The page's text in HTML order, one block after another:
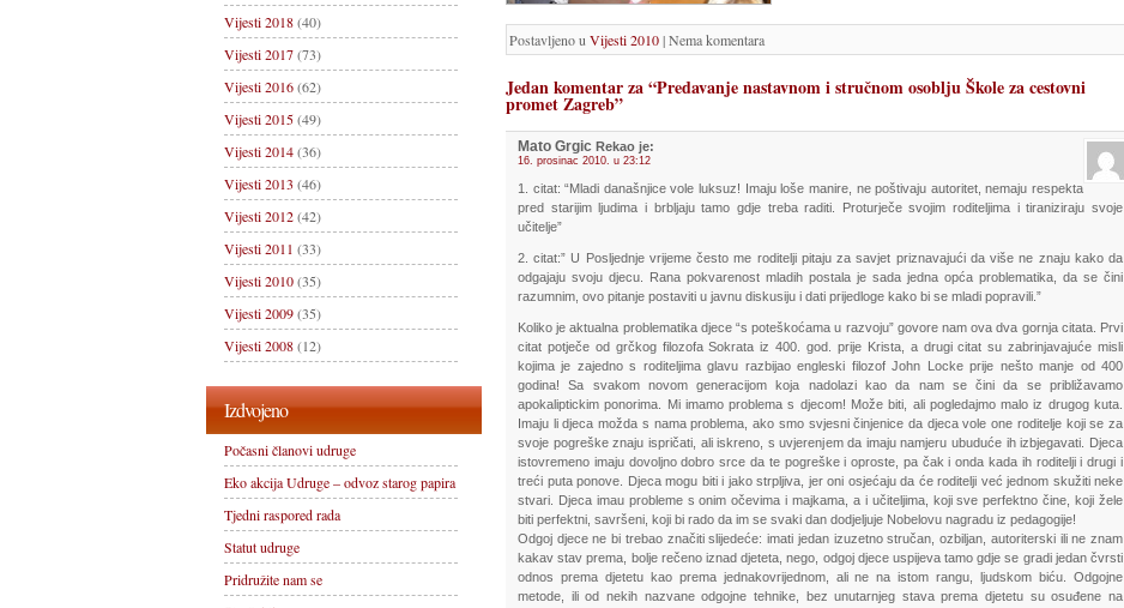
Postavljeno u Vijesti 2010| Nema komentara
Jedan komentar za “Predavanje nastavnom i stručnom osoblju Škole za cestovni
promet Zagreb”
Mato Grgic Rekao je:
16. prosinac 2010. u 23:12
1. citat: “Mladi današnjice vole luksuz! Imaju loše manire, ne poštivaju autoritet, nemaju respekta
pred starijim ljudima i brbljaju tamo gdje treba raditi. Proturječe svojim roditeljima i tiraniziraju svoje
učitelje”
2. citat:” U Posljednje vrijeme često me roditelji pitaju za savjet priznavajući da više ne znaju kako da
odgajaju svoju djecu. Rana pokvarenost mladih postala je sada jedna opća problematika, da se čini
razumnim, ovo pitanje postaviti u javnu diskusiju i dati prijedloge kako bi se mladi popravili.”
Koliko je aktualna problematika djece “s poteškoćama u razvoju” govore nam ova dva gornja citata. Prvi
citat potječe od grčkog filozofa Sokrata iz 400. god. prije Krista, a drugi citat su zabrinjavajuće misli
kojima je zajedno s roditeljima glavu razbijao engleski filozof John Locke prije nešto manje od 400
godina! Sa svakom novom generacijom koja nadolazi kao da nam se čini da se približavamo
apokaliptickim ponorima. Mi imamo problema s djecom! Može biti, ali pogledajmo malo iz drugog kuta.
Imaju li djeca možda s nama problema, ako smo svjesni činjenice da djeca vole one roditelje koji se za
svoje pogreške znaju ispričati, ali iskreno, s uvjerenjem da imaju namjeru ubuduće ih izbjegavati. Djeca
istovremeno imaju dovoljno dobro srce da te pogreške i oproste, pa čak i onda kada ih roditelji i drugi i
treći puta ponove. Djeca mogu biti i jako strpljiva, jer oni osjećaju da će roditelji već jednom skužiti neke
stvari. Djeca imau probleme s onim očevima i majkama, a i učiteljima, koji sve perfektno čine, koji žele
biti perfektni, savršeni, koji bi rado da im se svaki dan dodjeljuje Nobelovu nagradu iz pedagogije!
Odgoj djece ne bi trebao značiti slijedeće: imati jedan izuzetno stručan, ozbiljan, autoriterski ili ne znam
kakav stav prema, bolje rečeno iznad djeteta, nego, odgoj djece uspijeva tamo gdje se gradi jedan čvrsti
odnos prema djetetu kao prema jednakovrijednom, ali ne na istom rangu, ljudskom biću. Odgojne
metode, ili od nekih nazvane odgojne tehnike, bez unutarnjeg stava prema djetetu su osuđene na
Vijesti 2018(40)
Vijesti 2017(73)
Vijesti 2016(62)
Vijesti 2015(49)
Vijesti 2014(36)
Vijesti 2013 (46)
Vijesti 2012(42)
Vijesti 2011 (33)
Vijesti 2010(35)
Vijesti 2009(35)
Vijesti 2008(12)
Izdvojeno
Počasni članovi udruge
Eko akcija Udruge – odvoz starog papira
Tjedni raspored rada
Statut udruge
Pridružite nam se